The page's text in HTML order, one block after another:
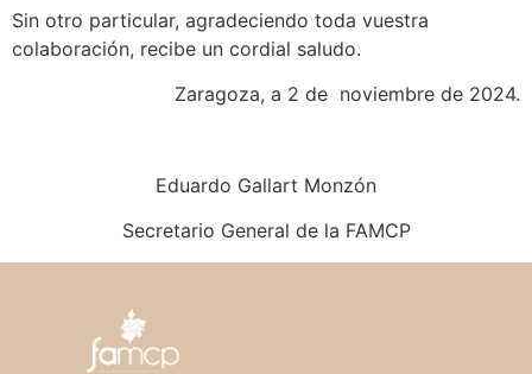
Sin otro particular, agradeciendo toda vuestra
colaboración, recibe un cordial saludo.
Zaragoza, a 2 de noviembre de 2024.
Eduardo Gallart Monzón
Secretario General de la FAMCP